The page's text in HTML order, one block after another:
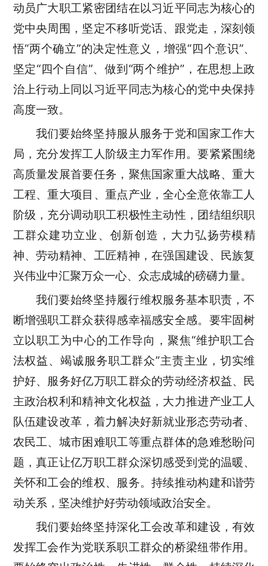
动员广大职工紧密团结在以习近平同志为核心的
党中央周围，坚定不移听党话、跟党走，深刻领
悟“两个确立”的决定性意义，增强“四个意识”、
坚定“四个自信”、做到“两个维护”，在思想上政
治上行动上同以习近平同志为核心的党中央保持
高度一致。
我们要始终坚持服从服务于党和国家工作大
局，充分发挥工人阶级主力军作用。要紧紧围绕
高质量发展首要任务，聚焦国家重大战略、重大
工程、重大项目、重点产业，全心全意依靠工人
阶级，充分调动职工积极性主动性，团结组织职
工群众建功立业、创新创造，大力弘扬劳模精
神、劳动精神、工匠精神，在强国建设、民族复
兴伟业中汇聚万众一心、众志成城的磅礴力量。
我们要始终坚持履行维权服务基本职责，不
断增强职工群众获得感幸福感安全感。要牢固树
立以职工为中心的工作导向，聚焦“维护职工合
法权益、竭诚服务职工群众”主责主业，切实维
护好、服务好亿万职工群众的劳动经济权益、民
主政治权利和精神文化权益，大力推进产业工人
队伍建设改革，着力解决好新就业形态劳动者、
农民工、城市困难职工等重点群体的急难愁盼问
题，真正让亿万职工群众深切感受到党的温暖、
关怀和工会的维权、服务。持续推动构建和谐劳
动关系，坚决维护好劳动领域政治安全。
我们要始终坚持深化工会改革和建设，有效
发挥工会作为党联系职工群众的桥梁纽带作用。